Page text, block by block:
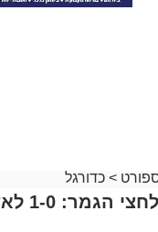
> כדורגל
לאשדוד על עירוני ראשל"צ